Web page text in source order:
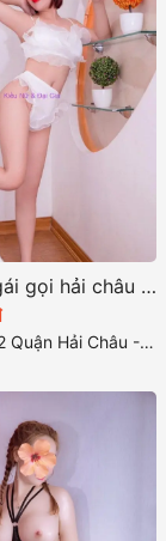
Beo La – gái gọi hải châu giá rẽ nhưng rất mượt
Hải Châu - Đà Nẵng